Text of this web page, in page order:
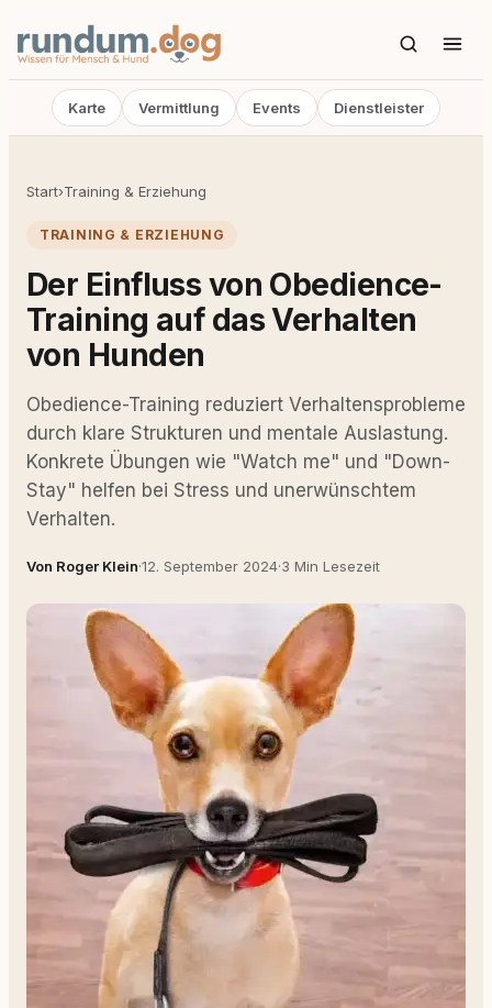
Karte Vermittlung Events Dienstleister
Start›Training & Erziehung
TRAINING & ERZIEHUNG
Der Einfluss von Obedience-
Training auf das Verhalten
von Hunden
Obedience-Training reduziert Verhaltensprobleme
durch klare Strukturen und mentale Auslastung.
Konkrete Übungen wie "Watch me" und "Down-
Stay" helfen bei Stress und unerwünschtem
Verhalten.
Von Roger Klein·12. September 2024·3 Min Lesezeit